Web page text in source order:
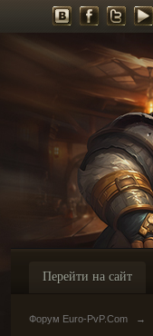
Перейти на сайт
Форум Euro-PvP.Com →